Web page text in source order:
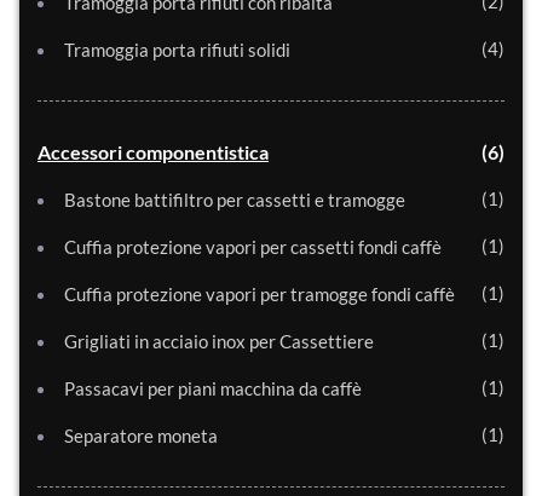
Tramoggia porta rifiuti solidi 4
Accessori componentistica 6
Bastone battifiltro per cassetti e tramogge 1
Cuffia protezione vapori per cassetti fondi caffè 1
Cuffia protezione vapori per tramogge fondi caffè 1
Grigliati in acciaio inox per Cassettiere 1
Passacavi per piani macchina da caffè 1
Separatore moneta 1